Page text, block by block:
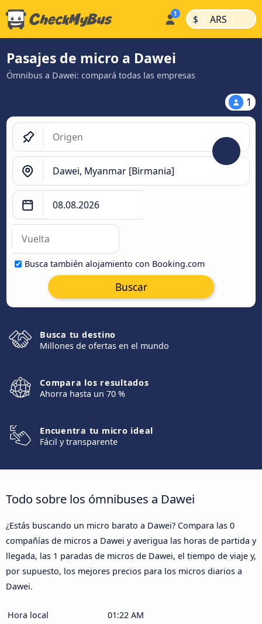
$ | ARS |
Pasajes de micro a Dawei
Ómnibus a Dawei: compará todas las empresas
1
Busca también alojamiento con Booking.com
Buscar
Busca tu destino
Millones de ofertas en el mundo
Compara los resultados
Ahorra hasta un 70 %
Encuentra tu micro ideal
Fácil y transparente
Todo sobre los ómnibuses a Dawei
¿Estás buscando un micro barato a Dawei? Compara las 0
compañías de micros a Dawei y averigua las horas de partida y
llegada, las 1 paradas de micros de Dawei, el tiempo de viaje y,
por supuesto, los mejores precios para los micros diarios a
Dawei.
Hora local
01:22 AM